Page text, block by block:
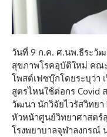
วันที่ 9 ก.ค. ศ.นพ.ธีระวั
สุขภาพโรคอุบัติใหม่ คณ
โพสต์เฟซบุ๊กโดยระบุว่า
สูตรไหนใช้ต่อกร Covid
วัฒนา นักวิจัยไวรัสวิทยา
หัวหน้าศูนย์วิทยาศาสต
โรงพยาบาลจุฬาลงกรณ์